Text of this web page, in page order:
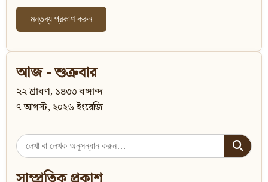
আজ - শুক্রবার
২২ শ্রাবণ, ১৪৩৩ বঙ্গাব্দ
৭ আগস্ট, ২০২৬ ইংরেজি
Search
for: